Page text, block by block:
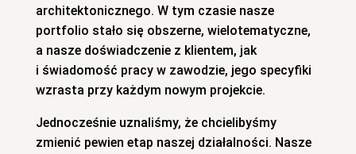
architektonicznego. W tym czasie nasze
portfolio stało się obszerne, wielotematyczne,
a nasze doświadczenie z klientem, jak
i świadomość pracy w zawodzie, jego specyfiki
wzrasta przy każdym nowym projekcie.
Jednocześnie uznaliśmy, że chcielibyśmy
zmienić pewien etap naszej działalności. Nasze